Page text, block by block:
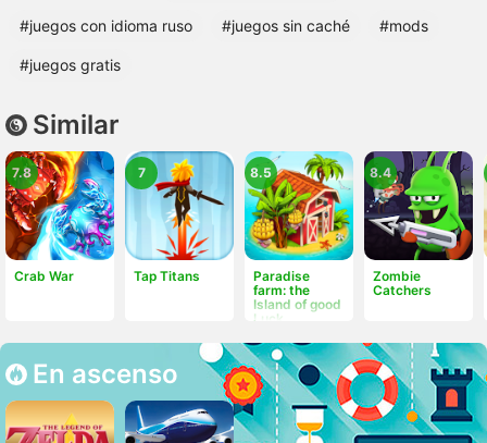
#juegos con idioma ruso #juegos sin caché #mods
#juegos gratis
Similar
Crab War
7.8
Tap Titans
7
Paradise
farm: the
Island of good
Luck
8.5
Zombie
Catchers
8.4
En ascenso